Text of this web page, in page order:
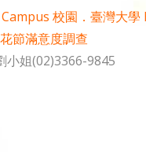
校園．臺灣大學
節滿意度調查
小姐(02)3366-9845